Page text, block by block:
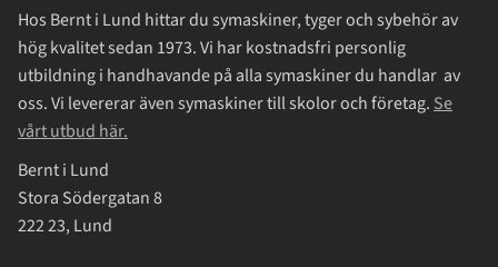
Hos Bernt i Lund hittar du symaskiner, tyger och sybehör av
hög kvalitet sedan 1973. Vi har kostnadsfri personlig
utbildning i handhavande på alla symaskiner du handlar av
oss. Vi levererar även symaskiner till skolor och företag. Se
vårt utbud här.
Bernt i Lund
Stora Södergatan 8
222 23, Lund